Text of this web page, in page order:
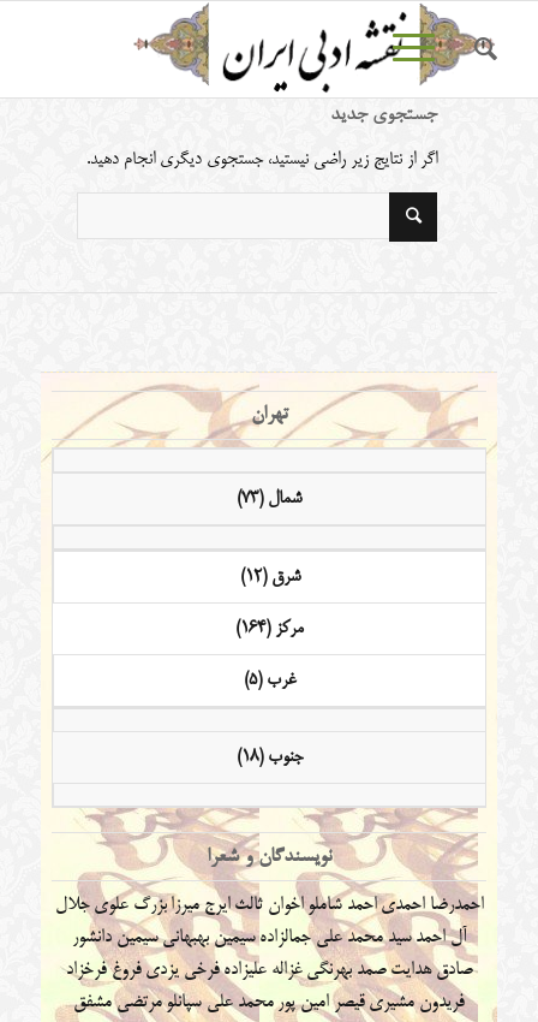
جستجوی جدید
اگر از نتایج زیر راضی نیستید، جستجوی دیگری انجام دهید.
تهران
شمال (73)
شرق (12)
مرکز (164)
غرب (5)
جنوب (18)
نویسندگان و شعرا
احمدرضا احمدیاحمد شاملو اخوان ثالث ایرج میرزابزرگ علوی جلال
آل احمدسید محمد علی جمالزادهسیمین بهبهانیسیمین دانشور
صادق هدایتصمد بهرنگی غزاله علیزادهفرخی یزدی فروغ فرخزاد
فریدون مشیری قیصر امین پور محمد علی سپانلومرتضی مشفق